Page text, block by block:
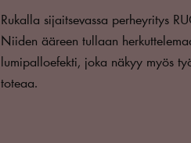
Rukalla sijaitsevassa perheyritys
Niiden ääreen tullaan
lumipalloefekti, joka näkyy myös
toteaa.